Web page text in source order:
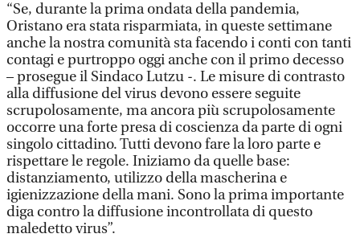
“Se, durante la prima ondata della pandemia,
Oristano era stata risparmiata, in queste settimane
anche la nostra comunità sta facendo i conti con tanti
contagi e purtroppo oggi anche con il primo decesso
– prosegue il Sindaco Lutzu -. Le misure di contrasto
alla diffusione del virus devono essere seguite
scrupolosamente, ma ancora più scrupolosamente
occorre una forte presa di coscienza da parte di ogni
singolo cittadino. Tutti devono fare la loro parte e
rispettare le regole. Iniziamo da quelle base:
distanziamento, utilizzo della mascherina e
igienizzazione della mani. Sono la prima importante
diga contro la diffusione incontrollata di questo
maledetto virus”.